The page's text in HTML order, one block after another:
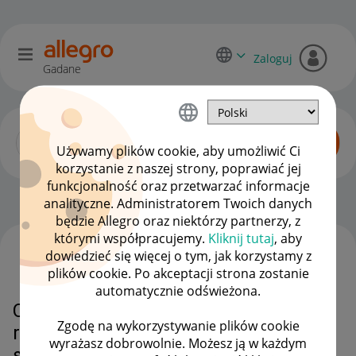
Używamy plików cookie, aby umożliwić Ci
korzystanie z naszej strony, poprawiać jej
funkcjonalność oraz przetwarzać informacje
analityczne. Administratorem Twoich danych
będzie Allegro oraz niektórzy partnerzy, z
którymi współpracujemy. Kliknij tutaj, aby
dowiedzieć się więcej o tym, jak korzystamy z
plików cookie. Po akceptacji strona zostanie
automatycznie odświeżona.
Zgodę na wykorzystywanie plików cookie
wyrażasz dobrowolnie. Możesz ją w każdym
Gadane
Zaloguj
Sprzedający o Allegro Lokalnie OPCJE
Co jeśli na Allegro lokalnie
rzeczywiście przekroczyłam 30
WSZYSTKIE TEMATY